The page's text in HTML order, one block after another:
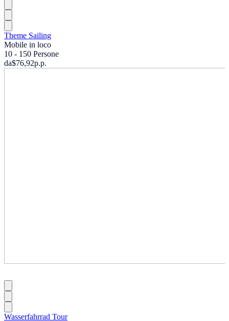
Theme Sailing
Mobile in loco
10 - 150 Persone
da$76,92p.p.
Wasserfahrrad Tour